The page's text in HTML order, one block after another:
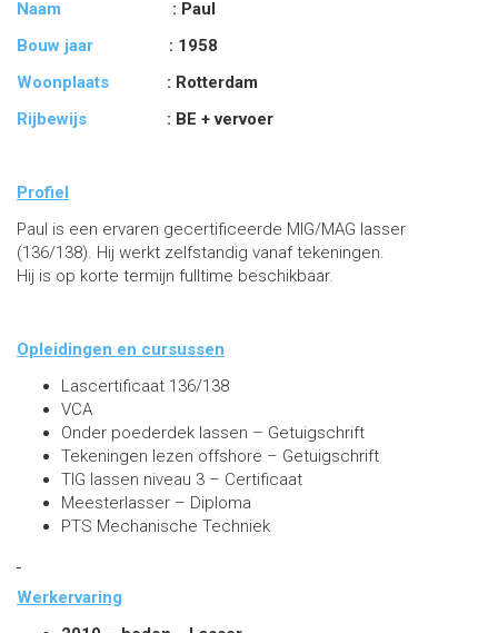
Naam
: Paul
Bouw jaar
: 1958
Woonplaats
: Rotterdam
Rijbewijs
: BE + vervoer
Profiel
Paul is een ervaren gecertificeerde MIG/MAG lasser
(136/138). Hij werkt zelfstandig vanaf tekeningen.
Hij is op korte termijn fulltime beschikbaar.
Opleidingen en cursussen
Lascertificaat 136/138
VCA
Onder poederdek lassen – Getuigschrift
Tekeningen lezen offshore – Getuigschrift
TIG lassen niveau 3 – Certificaat
Meesterlasser – Diploma
PTS Mechanische Techniek
Werkervaring